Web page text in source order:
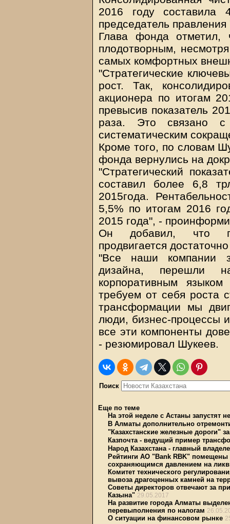
2016 году
председатель
Глава фонда отметил,
плодотворным,
самых комфортных
"Стратегические
рост. Так,
акционера по итогам
превысив показатель
раза. Это связано
систематическим
Кроме того, по словам
фонда вернулись на
"Стратегический
составил более 6,8
2015года.
5,5% по итогам 2016
2015 года", -
Он добавил, что
продвигается
"Все наши компании
дизайна, перешли
корпоративным
требуем от себя роста
трансформации мы
люди, бизнес-процессы
все эти компоненты
- резюмировал Шукеев.
Поиск
Еще по теме
На этой неделе с Астаны запустят
В Алматы дополнительно
"Казахстанские железные дороги"
Казпочта - ведущий пример
Народ Казахстана - главный
Рейтинги АО "Bank RBK" помещены
сохраняющимся давлением на
Комитет технического
вывоза драгоценных камней на
Советы директоров отвечают за
Казына" 29.05.2017
На развитие города Алматы
перевыполнения по налогам
О ситуации на финансовом рынке